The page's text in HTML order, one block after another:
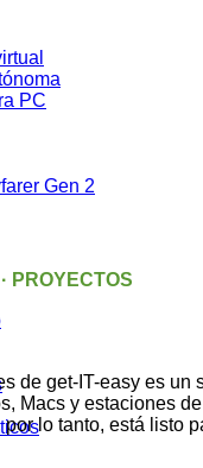
PC
Gen 2
PROYECTOS
de get-IT-easy es
Macs y estaciones
lo tanto, está listo